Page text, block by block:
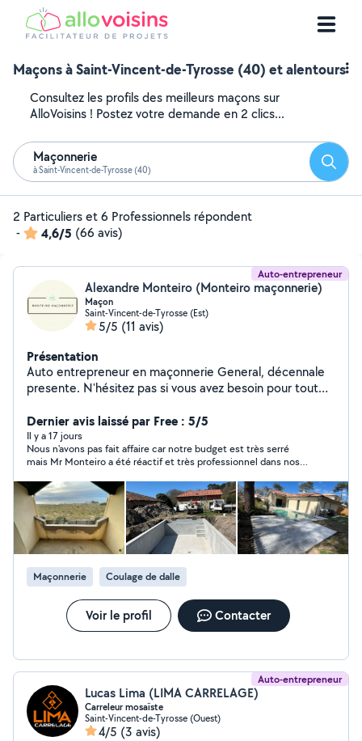
Maçons à Saint-Vincent-de-Tyrosse (40) et alentours
Consultez les profils des meilleurs maçons sur
AlloVoisins ! Postez votre demande en 2 clics...
Maçonnerie
à Saint-Vincent-de-Tyrosse (40)
2 Particuliers et 6 Professionnels répondent
-
4,6/5 (66 avis)
Auto-entrepreneur
Alexandre Monteiro (Monteiro maçonnerie)
Maçon
Saint-Vincent-de-Tyrosse (Est)
5/5 (11 avis)
Présentation
Auto entrepreneur en maçonnerie General, décennale
presente. N'hésitez pas si vous avez besoin pour tout
Dernier avis laissé par Free : 5/5
Il y a 17 jours
Nous n'avons pas fait affaire car notre budget est très serré
mais Mr Monteiro a été réactif et très professionnel dans nos
Maçonnerie Coulage de dalle
Voir le profil Contacter
Auto-entrepreneur
Lucas Lima (LIMA CARRELAGE)
Carreleur mosaïste
Saint-Vincent-de-Tyrosse (Ouest)
4/5 (3 avis)